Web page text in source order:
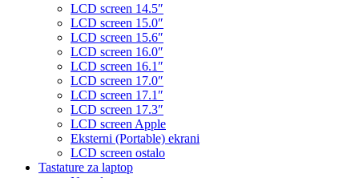
LCD screen 14.5″
LCD screen 15.0″
LCD screen 15.6″
LCD screen 16.0″
LCD screen 16.1″
LCD screen 17.0″
LCD screen 17.1″
LCD screen 17.3″
LCD screen Apple
Eksterni (Portable) ekrani
LCD screen ostalo
Tastature za laptop